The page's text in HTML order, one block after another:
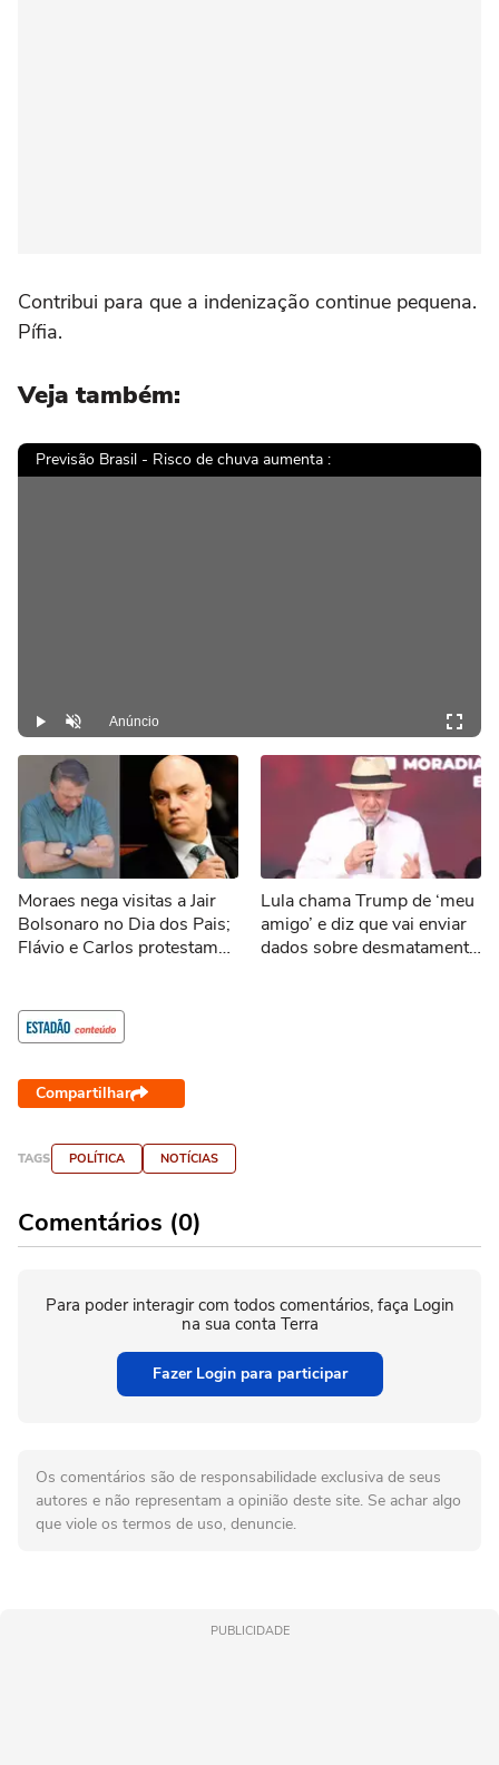
Contribui para que a indenização continue pequena.
Pífia.
Veja também:
Previsão Brasil - Risco de chuva aumenta :
Play DesmutarAnúncio
Moraes nega visitas a Jair
Bolsonaro no Dia dos Pais;
Flávio e Carlos protestam
Lula chama Trump de ‘meu
amigo’ e diz que vai enviar
dados sobre desmatamento
Compartilhar
TAGS POLÍTICA NOTÍCIAS
Comentários (0)
Para poder interagir com todos comentários, faça Login
na sua conta Terra
Fazer Login para participar
Os comentários são de responsabilidade exclusiva de seus
autores e não representam a opinião deste site. Se achar algo
que viole os termos de uso, denuncie.
PUBLICIDADE